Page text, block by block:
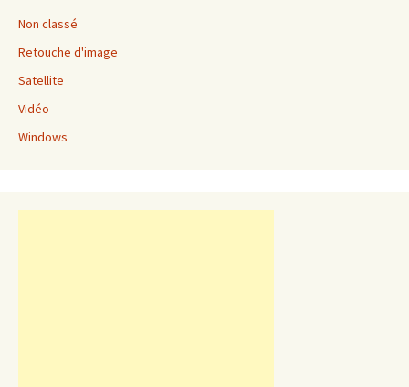
Non classé
Retouche d'image
Satellite
Vidéo
Windows